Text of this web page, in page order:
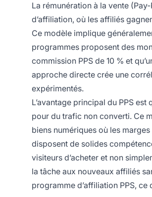
La rémunération à la vente
d’affiliation, où les affiliés
Ce modèle implique
programmes proposent des
commission PPS de 10 % et
approche directe crée une
expérimentés.
L’avantage principal du PPS
pour du trafic non converti. Ce
biens numériques où les
disposent de solides
visiteurs d’acheter et non
la tâche aux nouveaux affiliés
programme d’affiliation PPS,